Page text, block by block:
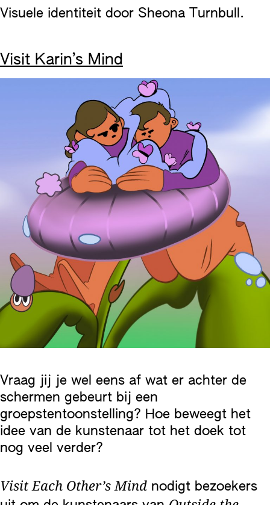
Visuele identiteit door Sheona Turnbull.
Visit Karin’s Mind
Vraag jij je wel eens af wat er achter de
schermen gebeurt bij een
groepstentoonstelling? Hoe beweegt het
idee van de kunstenaar tot het doek tot
nog veel verder?
Visit Each Other’s Mind nodigt bezoekers